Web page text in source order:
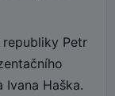
republiky Petr
Ivana Haška.